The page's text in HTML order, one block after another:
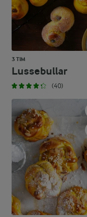
3 TIM
Lussebullar
(40)